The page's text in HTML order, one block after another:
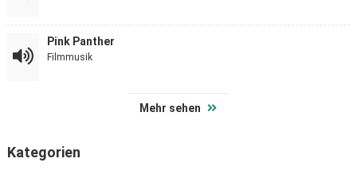
Pink Panther
Filmmusik
Mehr sehen
Kategorien